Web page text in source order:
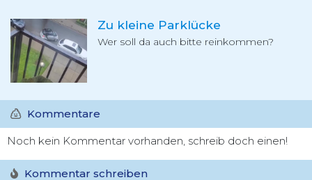
Zu kleine Parklücke
Wer soll da auch bitte reinkommen?
Kommentare
Noch kein Kommentar vorhanden, schreib doch einen!
Kommentar schreiben